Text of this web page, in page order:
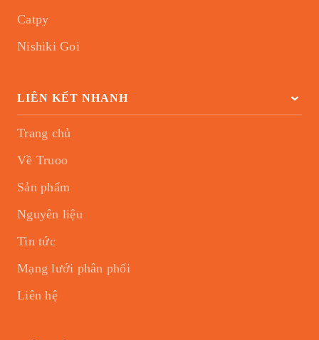
Catpy
Nishiki Goi
LIÊN KẾT NHANH
Trang chủ
Về Truoo
Sản phẩm
Nguyên liệu
Tin tức
Mạng lưới phân phối
Liên hệ